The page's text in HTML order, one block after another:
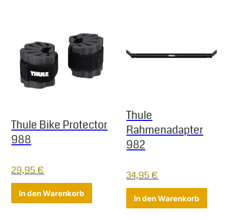
Thule Bike Protector
988
29,95€
In den Warenkorb
Thule
Rahmenadapter
982
34,95€
In den Warenkorb